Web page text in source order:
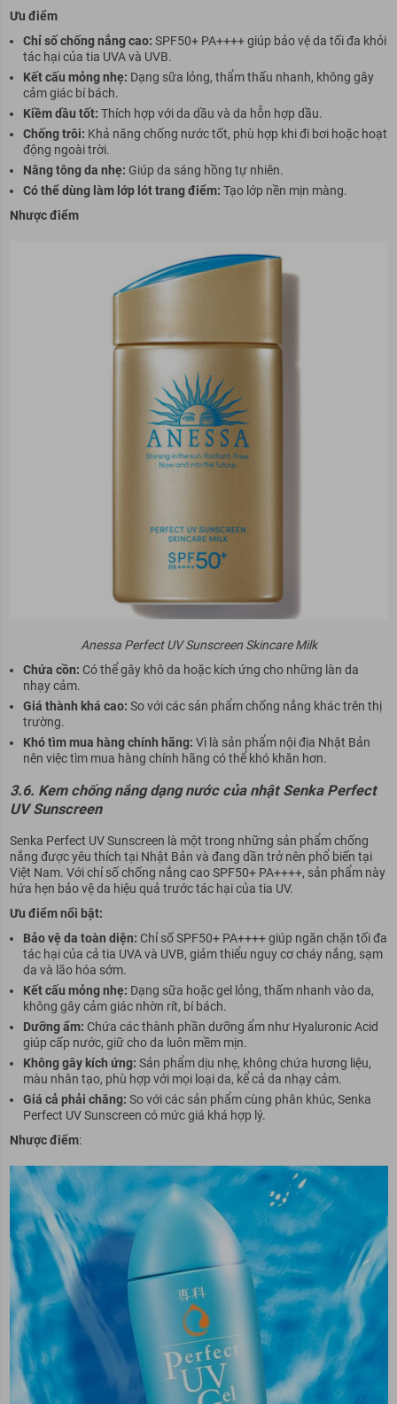
Ưu điểm
Chỉ số chống nắng cao: SPF50+ PA++++ giúp bảo vệ da tối đa khỏi
tác hại của tia UVA và UVB.
Kết cấu mỏng nhẹ: Dạng sữa lỏng, thẩm thấu nhanh, không gây
cảm giác bí bách.
Kiềm dầu tốt: Thích hợp với da dầu và da hỗn hợp dầu.
Chống trôi: Khả năng chống nước tốt, phù hợp khi đi bơi hoặc hoạt
động ngoài trời.
Nâng tông da nhẹ: Giúp da sáng hồng tự nhiên.
Có thể dùng làm lớp lót trang điểm: Tạo lớp nền mịn màng.
Nhược điểm
Anessa Perfect UV Sunscreen Skincare Milk
Chứa cồn: Có thể gây khô da hoặc kích ứng cho những làn da
nhạy cảm.
Giá thành khá cao: So với các sản phẩm chống nắng khác trên thị
trường.
Khó tìm mua hàng chính hãng: Vì là sản phẩm nội địa Nhật Bản
nên việc tìm mua hàng chính hãng có thể khó khăn hơn.
3.6. Kem chống nắng dạng nước của nhật Senka Perfect
UV Sunscreen
Senka Perfect UV Sunscreen là một trong những sản phẩm chống
nắng được yêu thích tại Nhật Bản và đang dần trở nên phổ biến tại
Việt Nam. Với chỉ số chống nắng cao SPF50+ PA++++, sản phẩm này
hứa hẹn bảo vệ da hiệu quả trước tác hại của tia UV.
Ưu điểm nổi bật:
Bảo vệ da toàn diện: Chỉ số SPF50+ PA++++ giúp ngăn chặn tối đa
tác hại của cả tia UVA và UVB, giảm thiểu nguy cơ cháy nắng, sạm
da và lão hóa sớm.
Kết cấu mỏng nhẹ: Dạng sữa hoặc gel lỏng, thấm nhanh vào da,
không gây cảm giác nhờn rít, bí bách.
Dưỡng ẩm: Chứa các thành phần dưỡng ẩm như Hyaluronic Acid
giúp cấp nước, giữ cho da luôn mềm mịn.
Không gây kích ứng: Sản phẩm dịu nhẹ, không chứa hương liệu,
màu nhân tạo, phù hợp với mọi loại da, kể cả da nhạy cảm.
Giá cả phải chăng: So với các sản phẩm cùng phân khúc, Senka
Perfect UV Sunscreen có mức giá khá hợp lý.
Nhược điểm: